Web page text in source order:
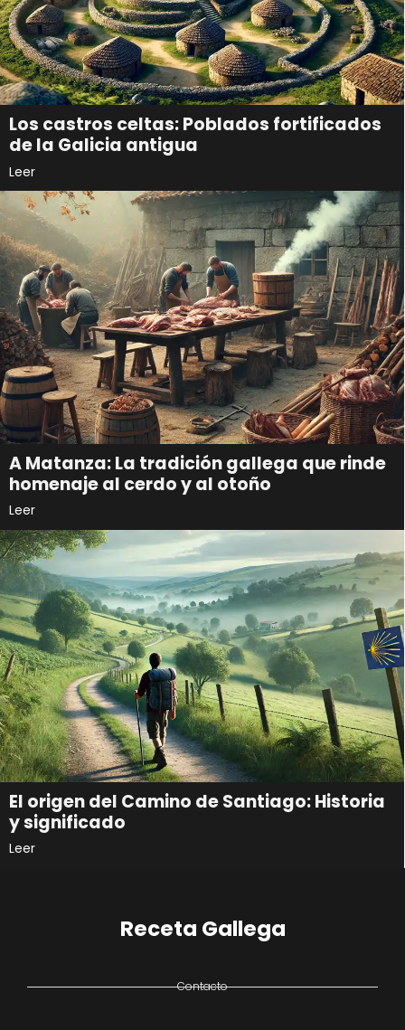
Los castros celtas: Poblados fortificados
de la Galicia antigua
Leer
A Matanza: La tradición gallega que rinde
homenaje al cerdo y al otoño
Leer
El origen del Camino de Santiago: Historia
y significado
Leer
Receta Gallega
Contacto